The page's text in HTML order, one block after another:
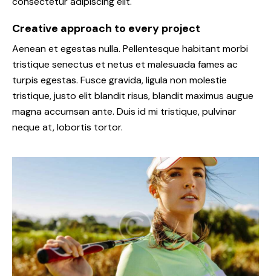
Creative approach to every project
Aenean et egestas nulla. Pellentesque habitant morbi
tristique senectus et netus et malesuada fames ac
turpis egestas. Fusce gravida, ligula non molestie
tristique, justo elit blandit risus, blandit maximus augue
magna accumsan ante. Duis id mi tristique, pulvinar
neque at, lobortis tortor.